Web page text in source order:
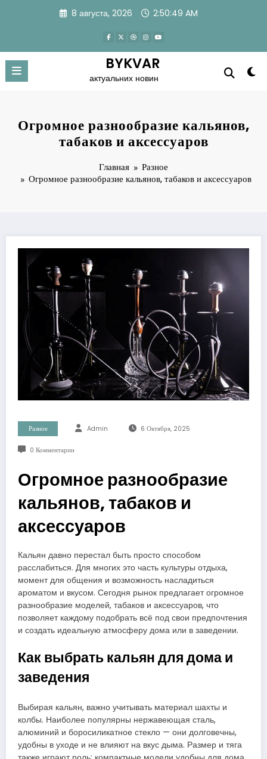
8 августа, 2026 2:50:49 AM
BYKVAR
актуальних новин
Огромное разнообразие кальянов,
табаков и аксессуаров
Главная
Разное
Огромное разнообразие кальянов, табаков и аксессуаров
Разное Admin 6 Октября, 2025
0 Комментарии
Огромное разнообразие
кальянов, табаков и
аксессуаров
Кальян давно перестал быть просто способом
расслабиться. Для многих это часть культуры отдыха,
момент для общения и возможность насладиться
ароматом и вкусом. Сегодня рынок предлагает огромное
разнообразие моделей, табаков и аксессуаров, что
позволяет каждому подобрать всё под свои предпочтения
и создать идеальную атмосферу дома или в заведении.
Как выбрать кальян для дома и
заведения
Выбирая кальян, важно учитывать материал шахты и
колбы. Наиболее популярны нержавеющая сталь,
алюминий и боросиликатное стекло — они долговечны,
удобны в уходе и не влияют на вкус дыма. Размер и тяга